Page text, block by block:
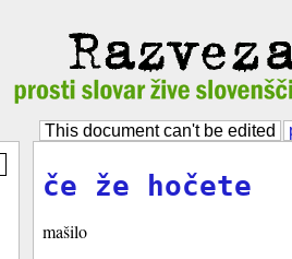
This document can't be edited
če že hočete
mašilo